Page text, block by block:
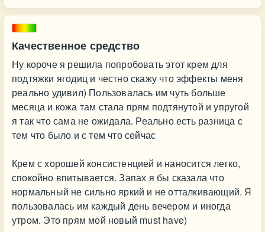
Качественное средство
Ну короче я решила попробовать этот крем для
подтяжки ягодиц и честно скажу что эффекты меня
реально удивил) Пользовалась им чуть больше
месяца и кожа там стала прям подтянутой и упругой
я так что сама не ожидала. Реально есть разница с
тем что было и с тем что сейчас
Крем с хорошей консистенцией и наносится легко,
спокойно впитывается. Запах я бы сказала что
нормальный не сильно яркий и не отталкивающий. Я
пользовалась им каждый день вечером и иногда
утром. Это прям мой новый must have)